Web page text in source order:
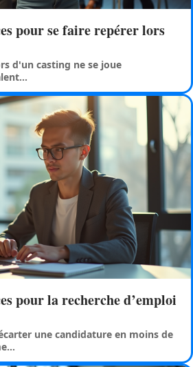
pour se faire repérer lors
d'un casting ne se joue
…
pour la recherche d’emploi
une candidature en moins de
…